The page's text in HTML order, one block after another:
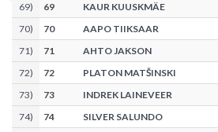
69) 69 KAUR KUUSKMÄE
70) 70 AAPO TIIKSAAR
71) 71 AHTO JAKSON
72) 72 PLATON MATŠINSKI
73) 73 INDREK LAINEVEER
74) 74 SILVER SALUNDO